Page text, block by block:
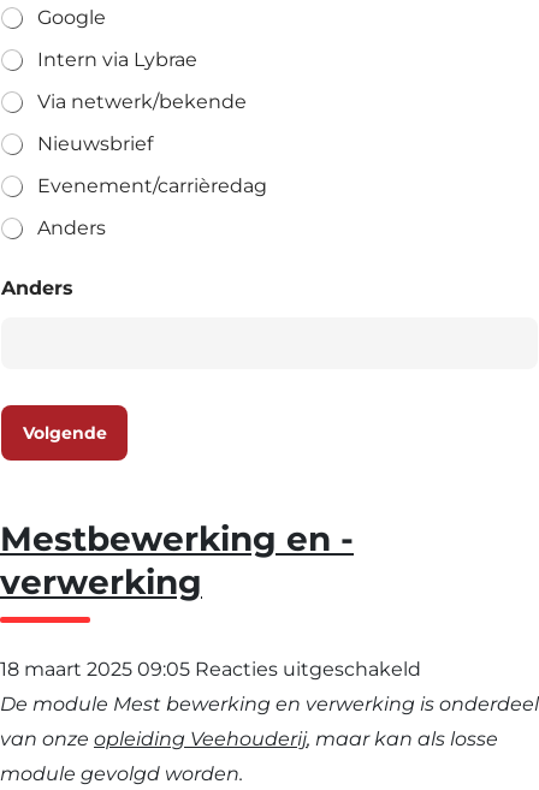
Google
Intern via Lybrae
Via netwerk/bekende
Nieuwsbrief
Evenement/carrièredag
Anders
Anders
Volgende
Mestbewerking en -
verwerking
18 maart 2025 09:05 Reacties uitgeschakeld
en
De module Mest bewerking en verwerking is onderdeel
van onze opleiding Veehouderij, maar kan als losse
module gevolgd worden.